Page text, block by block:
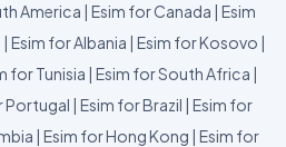
America | Esim for Canada | Esim
| Esim for Albania | Esim for Kosovo |
for Tunisia | Esim for South Africa |
Portugal | Esim for Brazil | Esim for
| Esim for Hong Kong | Esim for